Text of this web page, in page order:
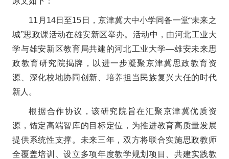
11月14日至15日，京津冀大中小学同备一堂“未来之
城”思政课活动在雄安新区举办。活动中，由河北工业大
学与雄安新区教育局共建的河北工业大学—雄安未来思
政教育研究院揭牌，以进一步凝聚京津冀思政教育资
源、深化校地协同创新、培养担当民族复兴大任的时代
新人。
根据合作协议，该研究院旨在汇聚京津冀优质资
源，锚定高端智库的目标定位，为推进教育高质量发展
提供系统性支撑。未来三年，双方将联合实施思政教师
全覆盖培训、设立多项年度教学规划项目、共建实践教